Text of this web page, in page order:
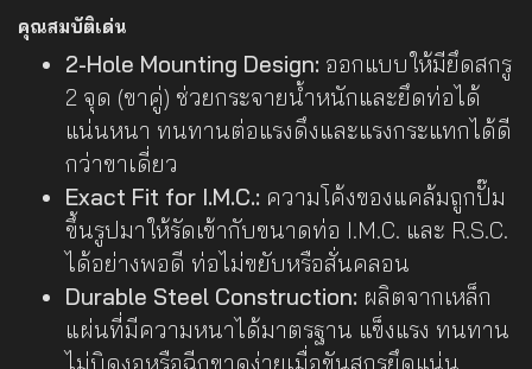
คุณสมบัติเด่น
2-Hole Mounting Design: ออกแบบให้มียึดสกรู
2 จุด (ขาคู่) ช่วยกระจายน้ำหนักและยึดท่อได้
แน่นหนา ทนทานต่อแรงดึงและแรงกระแทกได้ดี
กว่าขาเดี่ยว
Exact Fit for I.M.C.: ความโค้งของแคล้มถูกปั๊ม
ขึ้นรูปมาให้รัดเข้ากับขนาดท่อ I.M.C. และ R.S.C.
ได้อย่างพอดี ท่อไม่ขยับหรือสั่นคลอน
Durable Steel Construction: ผลิตจากเหล็ก
แผ่นที่มีความหนาได้มาตรฐาน แข็งแรง ทนทาน
ไม่บิดงอหรือฉีกขาดง่ายเมื่อขันสกรูยึดแน่น